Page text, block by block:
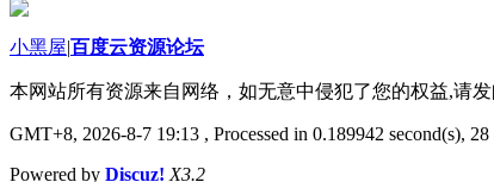
小黑屋|百度云资源论坛
本网站所有资源来自网络，如无意中侵犯了您的权益,请
GMT+8, 2026-8-7 19:13 , Processed in 0.189942 second(s), 28
Powered by Discuz! X3.2